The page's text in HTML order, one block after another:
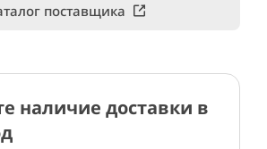
поставщика
наличие доставки в